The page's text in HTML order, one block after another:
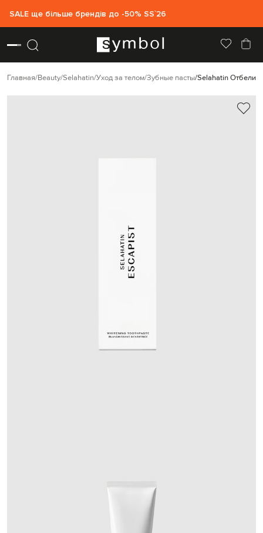
SALE ще більше брендів до -50% SS`26
Главная Beauty Selahatin Уход за телом Зубные пасты Selahatin